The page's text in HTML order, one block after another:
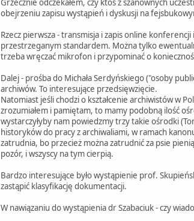
obejrzeniu zapisu wystąpień i dyskusji na
Rzecz pierwsza - transmisja i zapis online
przestrzeganym standardem. Można tylko
trzeba wręczać mikrofon i przypominać o
Dalej - prośba do Michała Serdyńskiego ("osoby
archiwów. To interesujące przedsięwzięcie.
Natomiast jeśli chodzi o kształcenie archiwistów w
zrozumiałem i pamiętam, to mamy podobną ilość
wystarczyłyby nam powiedzmy trzy takie ośrodki
historyków do pracy z archiwaliami, w ramach
zatrudnia, bo przecież można zatrudnić za psie
pozór, i wszyscy na tym cierpią.
Bardzo interesujące było wystąpienie prof.
zastąpić klasyfikację dokumentacji.
W nawiązaniu do wystąpienia dr Szabaciuk - czy